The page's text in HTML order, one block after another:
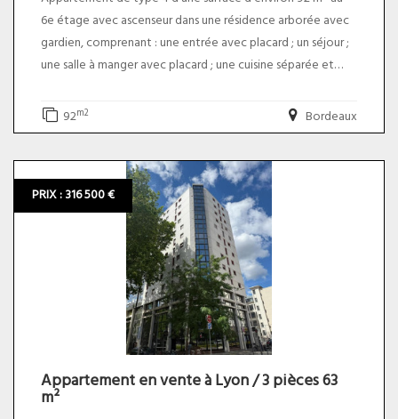
6e étage avec ascenseur dans une résidence arborée avec
gardien, comprenant : une entrée avec placard ; un séjour ;
une salle à manger avec placard ; une cuisine séparée et
dressing ; une salle de bain ; deux terrasses de 24m² ; une
cave ; & une place de parking privative.
* Chauffage, eau chaude et froide compris dans les charges.
* Diagnostics : en cours de réactualisation
* Charges annuelles : 4000 euros environ
* Taxe foncière : 1727 euros. Le prix du bien net vendeur est
de 280 000,00 euros plus 5,00% TTC d'honoraires charge
acquéreur soit un prix total de 294 000,00 euros.
92m2 Bordeaux
PRIX : 316 500 €
Appartement en vente à Lyon / 3 pièces 63
m²